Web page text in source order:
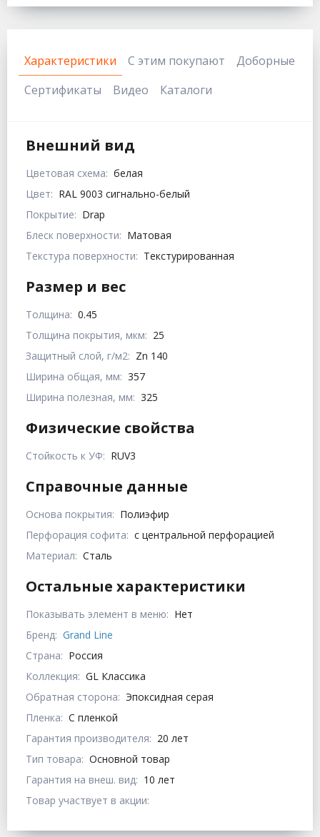
Характеристики С этим покупают
Доборные
Сертификаты
Видео Каталоги
Внешний вид
Цветовая схема: белая
Цвет: RAL 9003 сигнально-белый
Покрытие: Drap
Блеск поверхности: Матовая
Текстура поверхности: Текстурированная
Размер и вес
Толщина: 0.45
Толщина покрытия, мкм: 25
Защитный слой, г/м2: Zn 140
Ширина общая, мм: 357
Ширина полезная, мм: 325
Физические свойства
Стойкость к УФ: RUV3
Справочные данные
Основа покрытия: Полиэфир
Перфорация софита: с центральной перфорацией
Материал: Сталь
Остальные характеристики
Показывать элемент в меню: Нет
Бренд: Grand Line
Страна: Россия
Коллекция: GL Классика
Обратная сторона: Эпоксидная серая
Пленка: С пленкой
Гарантия производителя: 20 лет
Тип товара: Основной товар
Гарантия на внеш. вид: 10 лет
Товар участвует в акции: